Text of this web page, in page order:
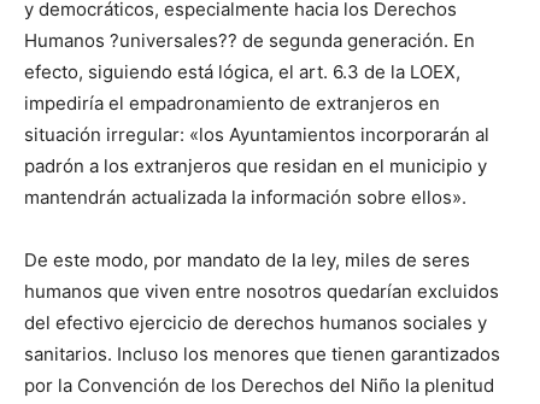
y democráticos, especialmente hacia los Derechos
Humanos ?universales?? de segunda generación. En
efecto, siguiendo está lógica, el art. 6.3 de la LOEX,
impediría el empadronamiento de extranjeros en
situación irregular: «los Ayuntamientos incorporarán al
padrón a los extranjeros que residan en el municipio y
mantendrán actualizada la información sobre ellos».
De este modo, por mandato de la ley, miles de seres
humanos que viven entre nosotros quedarían excluidos
del efectivo ejercicio de derechos humanos sociales y
sanitarios. Incluso los menores que tienen garantizados
por la Convención de los Derechos del Niño la plenitud